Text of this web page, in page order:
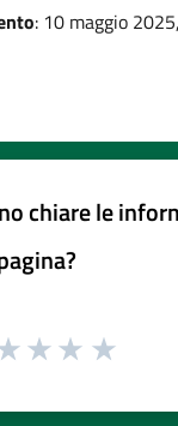
: 10 maggio
chiare le